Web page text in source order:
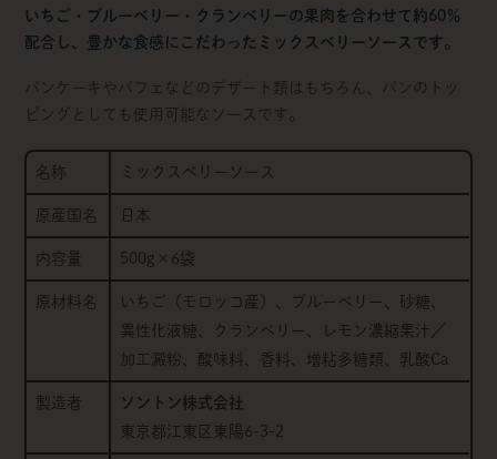
いちご・ブルーベリー・クランベリーの果肉を合わせて約60％
配合し、豊かな食感にこだわったミックスベリーソースです。
パンケーキやパフェなどのデザート類はもちろん、パンのトッ
ピングとしても使用可能なソースです。
名称 ミックスベリーソース
原産国名 日本
内容量 500g×6袋
原材料名
いちご（モロッコ産）、ブルーベリー、砂糖、
異性化液糖、クランベリー、レモン濃縮果汁／
加工澱粉、酸味料、香料、増粘多糖類、乳酸Ca
製造者
ソントン株式会社
東京都江東区東陽6-3-2